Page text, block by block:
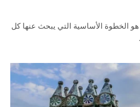
هو الخطوة الأساسية التي يبحث عنها كل